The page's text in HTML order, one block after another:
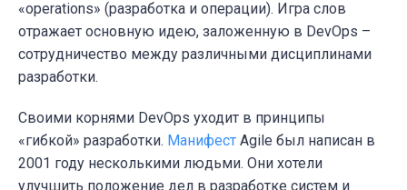
«operations» (разработка и операции). Игра слов
отражает основную идею, заложенную в DevOps –
сотрудничество между различными дисциплинами
разработки.
Своими корнями DevOps уходит в принципы
«гибкой» разработки. Манифест Agile был написан в
2001 году несколькими людьми. Они хотели
улучшить положение дел в разработке систем и